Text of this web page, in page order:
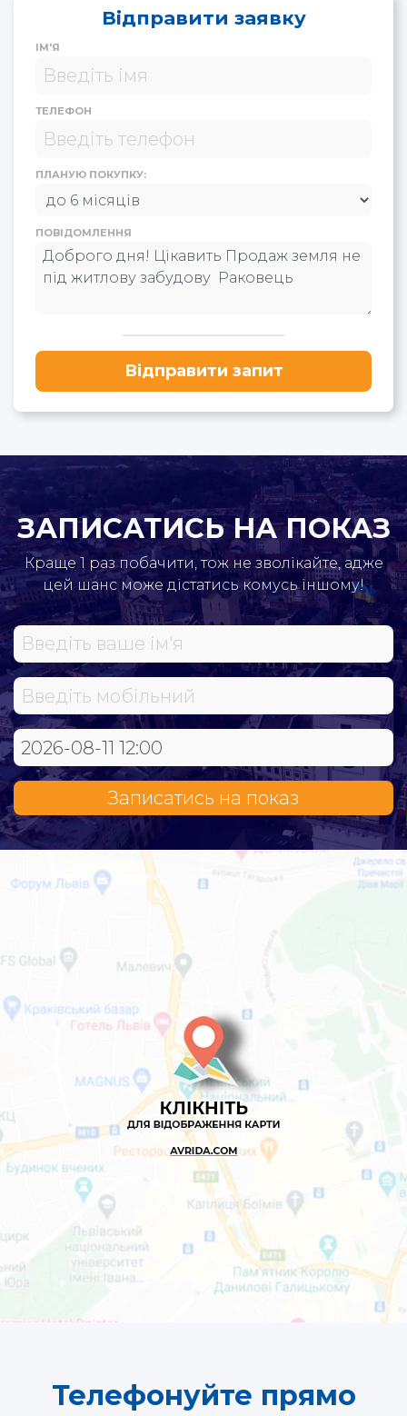
Відправити заявку
ІМ'Я
ТЕЛЕФОН
ПЛАНУЮ ПОКУПКУ:
ПОВІДОМЛЕННЯ
Відправити запит
ЗАПИСАТИСЬ НА ПОКАЗ
Краще 1 раз побачити, тож не зволікайте, адже
цей шанс може дістатись комусь іншому!
Записатись на показ
Телефонуйте прямо